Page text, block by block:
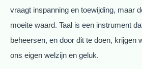
vraagt inspanning en toewijding, maar
moeite waard. Taal is een instrument
beheersen, en door dit te doen, krijgen
ons eigen welzijn en geluk.